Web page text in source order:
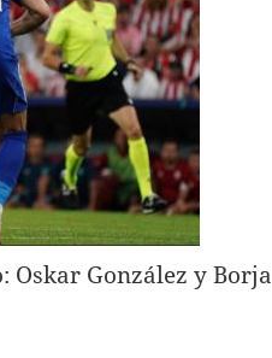
Oskar González y Borja